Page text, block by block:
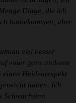
Dinge, die ich
hinbekommen, aber
viel besser
einer ganz anderen
Heidenrespekt
haben. Ich
Schwachsinn